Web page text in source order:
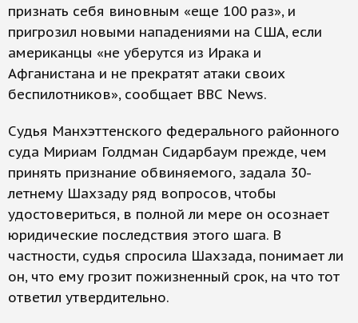
признать себя виновным «еще 100 раз», и
пригрозил новыми нападениями на США, если
американцы «не уберутся из Ирака и
Афганистана и не прекратят атаки своих
беспилотников», сообщает ВВС News.
Судья Манхэттенского федерального районного
суда Мириам Голдман Сидарбаум прежде, чем
принять признание обвиняемого, задала 30-
летнему Шахзаду ряд вопросов, чтобы
удостовериться, в полной ли мере он осознает
юридические последствия этого шага. В
частности, судья спросила Шахзада, понимает ли
он, что ему грозит пожизненный срок, на что тот
ответил утвердительно.